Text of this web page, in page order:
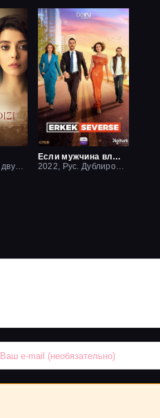
2017, Рус. Люб. двухголосый
Если мужчина влюблен